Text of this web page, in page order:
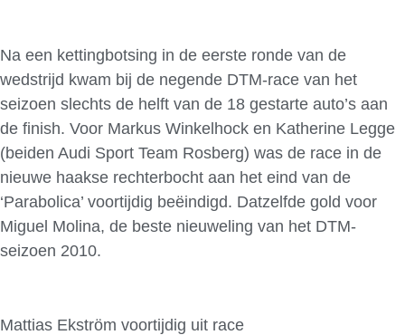
Na een kettingbotsing in de eerste ronde van de
wedstrijd kwam bij de negende DTM-race van het
seizoen slechts de helft van de 18 gestarte auto’s aan
de finish. Voor Markus Winkelhock en Katherine Legge
(beiden Audi Sport Team Rosberg) was de race in de
nieuwe haakse rechterbocht aan het eind van de
‘Parabolica’ voortijdig beëindigd. Datzelfde gold voor
Miguel Molina, de beste nieuweling van het DTM-
seizoen 2010.
Mattias Ekström voortijdig uit race